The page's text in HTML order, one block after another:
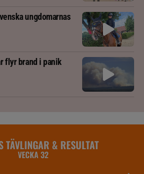
ungdomarnas
flyr brand i panik
TÄVLINGAR & RESULTAT
VECKA 32